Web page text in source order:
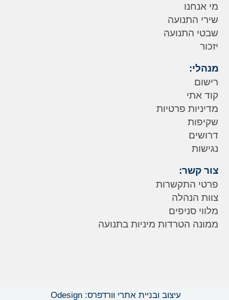
מי אנחנו
שירי התנועה
שבטי התנועה
יזכור
מנהלי:
רישום
קוד אתי
מדיניות פרטיות
שקיפות
דרושים
נגישות
צור קשר:
פרטי התקשרות
צוות הנהלה
מלווי סניפים
ממונה הטרדות מיניות בתנועה
עיצוב ובניית אתרי וורדפרס: Odesign